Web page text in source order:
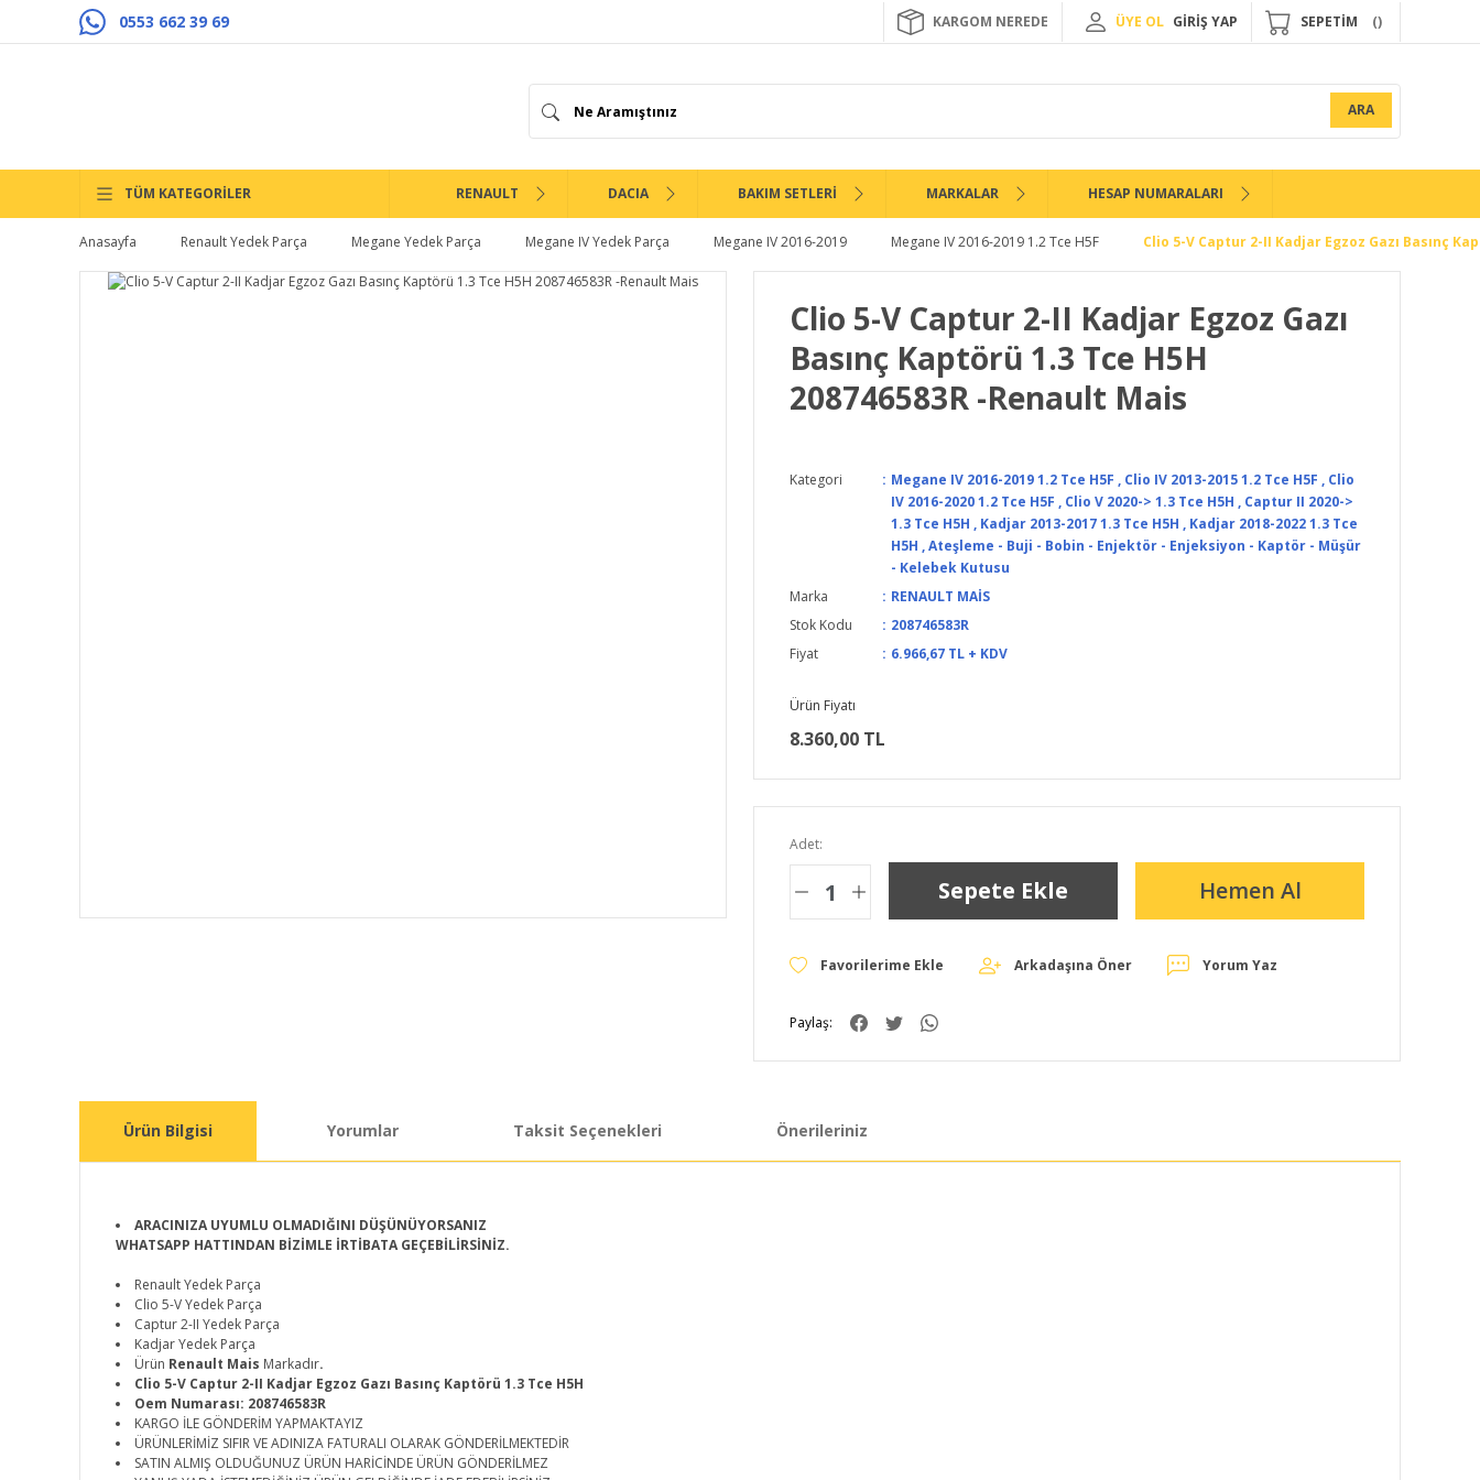
0553 662 39 69 KARGOM NEREDE ÜYE OL GİRİŞ YAP SEPETİM
ARA
TÜM KATEGORİLER RENAULT DACIA BAKIM SETLERİ MARKALAR HESAP NUMARALARI
Anasayfa Renault Yedek Parça Megane Yedek Parça Megane IV Yedek Parça Megane IV 2016-2019 Megane IV 2016-2019 1.2 Tce H5F Clio 5-V Captur 2-II Kadjar Egzoz Gazı Basınç
Clio 5-V Captur 2-II Kadjar Egzoz Gazı
Basınç Kaptörü 1.3 Tce H5H
208746583R -Renault Mais
Kategori Megane IV 2016-2019 1.2 Tce H5F , Clio IV 2013-2015 1.2 Tce H5F , Clio
IV 2016-2020 1.2 Tce H5F , Clio V 2020-> 1.3 Tce H5H , Captur II 2020->
1.3 Tce H5H , Kadjar 2013-2017 1.3 Tce H5H , Kadjar 2018-2022 1.3 Tce
H5H ,Ateşleme - Buji - Bobin - Enjektör - Enjeksiyon - Kaptör - Müşür
- Kelebek Kutusu
Marka
RENAULT MAİS
Stok Kodu
208746583R
Fiyat
6.966,67 TL + KDV
Ürün Fiyatı
8.360,00 TL
Adet:
Sepete Ekle Hemen Al
Arkadaşına Öner Yorum Yaz
Paylaş:
Ürün Bilgisi Yorumlar Taksit Seçenekleri Önerileriniz
ARACINIZA UYUMLU OLMADIĞINI DÜŞÜNÜYORSANIZ
WHATSAPP HATTINDAN BİZİMLE İRTİBATA GEÇEBİLİRSİNİZ.
Renault Yedek Parça
Clio 5-V Yedek Parça
Captur 2-II Yedek Parça
Kadjar Yedek Parça
Ürün Renault Mais Markadır.
Clio 5-V Captur 2-II Kadjar Egzoz Gazı Basınç Kaptörü 1.3 Tce H5H
Oem Numarası: 208746583R
KARGO İLE GÖNDERİM YAPMAKTAYIZ
ÜRÜNLERİMİZ SIFIR VE ADINIZA FATURALI OLARAK GÖNDERİLMEKTEDİR
SATIN ALMIŞ OLDUĞUNUZ ÜRÜN HARİCİNDE ÜRÜN GÖNDERİLMEZ